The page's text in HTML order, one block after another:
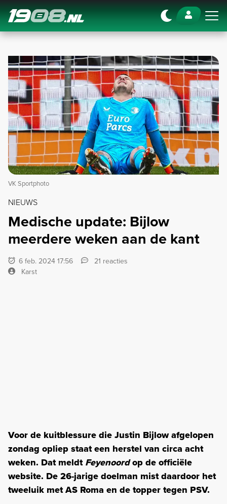
Navigation
VK Sportphoto
NIEUWS
Medische update: Bijlow
meerdere weken aan de kant
6 feb. 2024 17:56
21 reacties
Karst
Voor de kuitblessure die Justin Bijlow afgelopen
zondag opliep staat een herstel van circa acht
weken. Dat meldtFeyenoordop de officiële
website. De 26-jarige doelman mist daardoor het
tweeluik met AS Roma en de topper tegen PSV.